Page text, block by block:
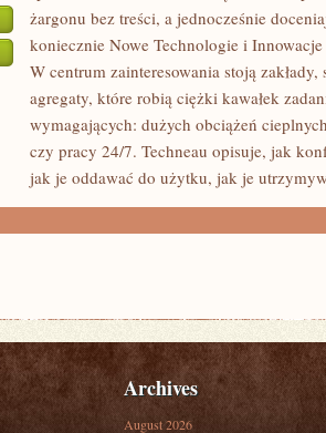
żargonu bez treści, a jednocześnie
koniecznie Nowe Technologie i
W centrum zainteresowania stoją
agregaty, które robią ciężki kawałek
wymagających: dużych obciążeń
czy pracy 24/7. Techneau opisuje, jak
jak je oddawać do użytku, jak je
Archives
August 2026